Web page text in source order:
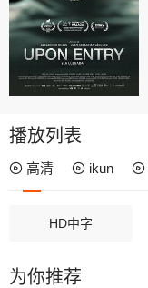
播放列表
高清 ikun
HD中字
为你推荐